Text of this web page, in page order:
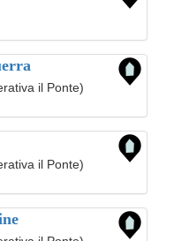
il Ponte)
il Ponte)